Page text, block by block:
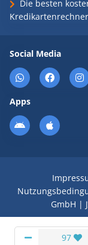
97
Die besten
Kredikartenrechner
Social Media
Apps
GmbH |
© 2008 -